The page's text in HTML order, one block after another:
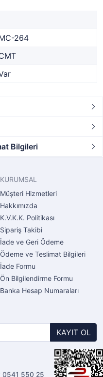
264
Bilgileri
KURUMSAL
Müşteri Hizmetleri
Hakkımızda
K.V.K.K. Politikası
Sipariş Takibi
İade ve Geri Ödeme
Ödeme ve Teslimat Bilgileri
İade Formu
Ön Bilgilendirme Formu
Banka Hesap Numaraları
KAYIT OL
0541 550 25